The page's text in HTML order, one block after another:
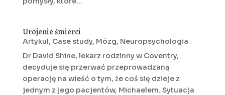
Urojenie śmierci
Artykul, Case study, Mózg, Neuropsychologia
Dr David Shine, lekarz rodzinny w Coventry,
decyduje się przerwać przeprowadzaną
operację na wieść o tym, że coś się dzieje z
jednym z jego pacjentów, Michaelem. Sytuacja